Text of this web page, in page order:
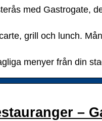
med Gastrogate,
grill och lunch.
menyer från din
–